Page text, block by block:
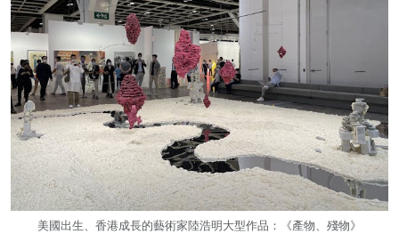
美國出生、香港成長的藝術家陸浩明大型作品：《產物、殘物》